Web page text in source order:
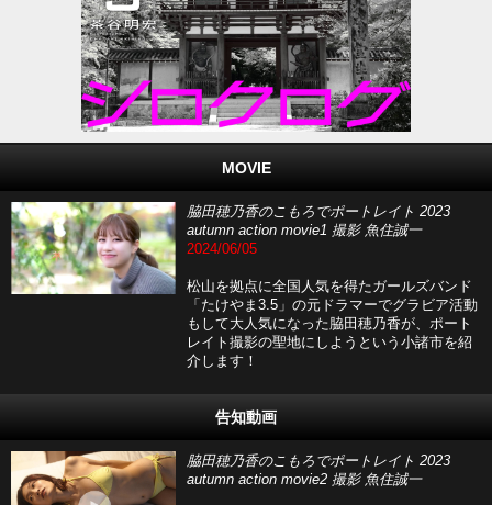
MOVIE
脇田穂乃香のこもろでポートレイト 2023
autumn action movie1 撮影 魚住誠一
2024/06/05
松山を拠点に全国人気を得たガールズバンド
「たけやま3.5」の元ドラマーでグラビア活動
もして大人気になった脇田穂乃香が、ポート
レイト撮影の聖地にしようという小諸市を紹
介します！
告知動画
脇田穂乃香のこもろでポートレイト 2023
autumn action movie2 撮影 魚住誠一